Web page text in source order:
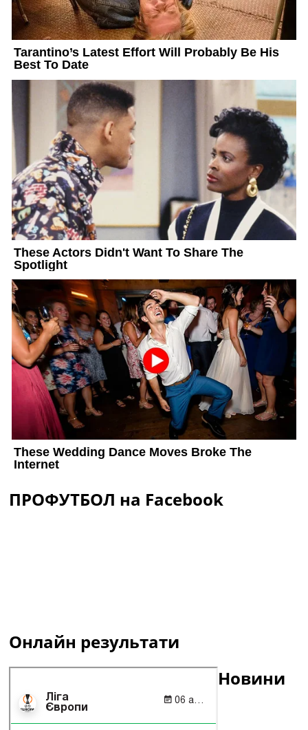
ПРОФУТБОЛ на Facebook
Онлайн результати
Новини